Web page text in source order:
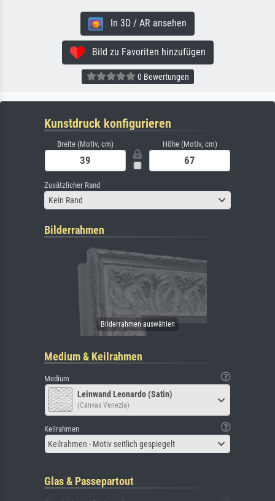
In 3D / AR ansehen
Bild zu Favoriten hinzufügen
0 Bewertungen
Kunstdruck konfigurieren
Breite (Motiv, cm) Höhe (Motiv, cm)
Zusätzlicher Rand
Kein Rand
Bilderrahmen
Medium & Keilrahmen
Medium
Leinwand Leonardo (Satin)
(Canvas Venezia)
Keilrahmen
Keilrahmen - Motiv seitlich gespiegelt
Glas & Passepartout